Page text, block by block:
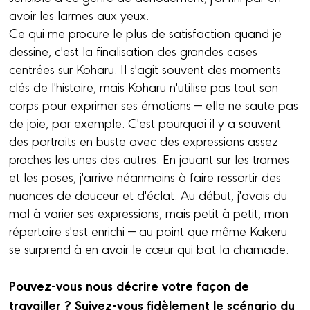
avoir les larmes aux yeux.
Ce qui me procure le plus de satisfaction quand je
dessine, c'est la finalisation des grandes cases
centrées sur Koharu. Il s'agit souvent des moments
clés de l'histoire, mais Koharu n'utilise pas tout son
corps pour exprimer ses émotions — elle ne saute pas
de joie, par exemple. C'est pourquoi il y a souvent
des portraits en buste avec des expressions assez
proches les unes des autres. En jouant sur les trames
et les poses, j'arrive néanmoins à faire ressortir des
nuances de douceur et d'éclat. Au début, j'avais du
mal à varier ses expressions, mais petit à petit, mon
répertoire s'est enrichi — au point que même Kakeru
se surprend à en avoir le cœur qui bat la chamade.
Pouvez-vous nous décrire votre façon de
travailler ? Suivez-vous fidèlement le scénario du